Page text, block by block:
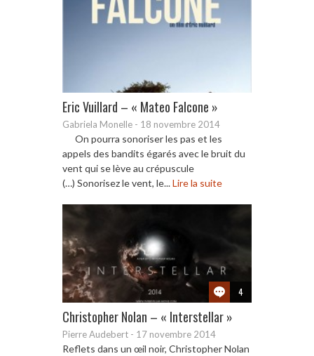
Eric Vuillard – « Mateo Falcone »
Gabriela Monelle - 18 novembre 2014
On pourra sonoriser les pas et les
appels des bandits égarés avec le bruit du
vent qui se lève au crépuscule
(…) Sonorisez le vent, le...Lire la suite
4
Christopher Nolan – « Interstellar »
Pierre Audebert - 17 novembre 2014
Reflets dans un œil noir, Christopher Nolan